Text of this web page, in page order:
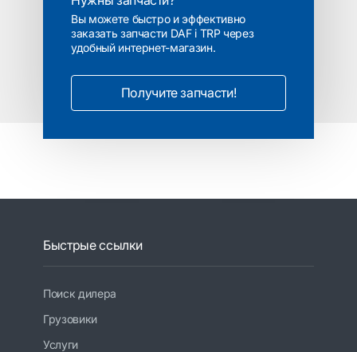
Вы можете быстро и эффективно
заказать запчасти DAF i TRP через
удобный интернет-магазин.
Получите запчасти!
Быстрые ссылки
Поиск дилера
Грузовики
Услуги